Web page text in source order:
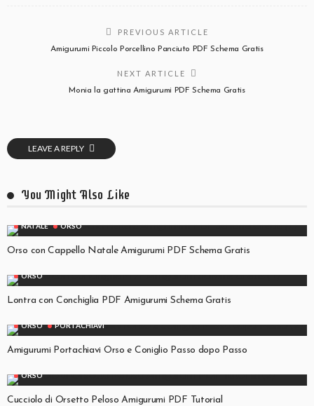
PREVIOUS ARTICLE
Amigurumi Piccolo Porcellino Panciuto PDF Schema Gratis
NEXT ARTICLE
Monia la gattina Amigurumi PDF Schema Gratis
LEAVE A REPLY
You Might Also Like
NATALE ORSO
Orso con Cappello Natale Amigurumi PDF Schema Gratis
ORSO
Lontra con Conchiglia PDF Amigurumi Schema Gratis
ORSO PORTACHIAVI
Amigurumi Portachiavi Orso e Coniglio Passo dopo Passo
ORSO
Cucciolo di Orsetto Peloso Amigurumi PDF Tutorial